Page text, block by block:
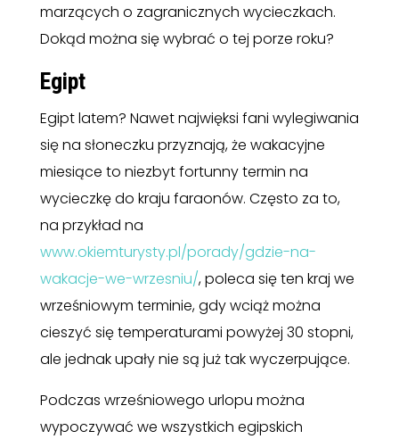
marzących o zagranicznych wycieczkach.
Dokąd można się wybrać o tej porze roku?
Egipt
Egipt latem? Nawet najwięksi fani wylegiwania
się na słoneczku przyznają, że wakacyjne
miesiące to niezbyt fortunny termin na
wycieczkę do kraju faraonów. Często za to,
na przykład na
www.okiemturysty.pl/porady/gdzie-na-
wakacje-we-wrzesniu/, poleca się ten kraj we
wrześniowym terminie, gdy wciąż można
cieszyć się temperaturami powyżej 30 stopni,
ale jednak upały nie są już tak wyczerpujące.
Podczas wrześniowego urlopu można
wypoczywać we wszystkich egipskich